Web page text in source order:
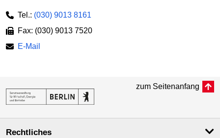
Tel.: (030) 9013 8161
Fax: (030) 9013 7520
E-Mail
zum Seitenanfang
Rechtliches